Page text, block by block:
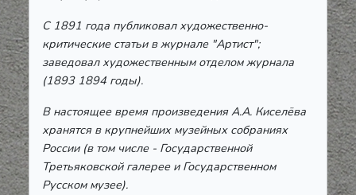
С 1891 года публиковал художественно-
критические статьи в журнале "Артист";
заведовал художественным отделом журнала
(1893 1894 годы).
В настоящее время произведения А.А. Киселёва
хранятся в крупнейших музейных собраниях
России (в том числе - Государственной
Третьяковской галерее и Государственном
Русском музее).